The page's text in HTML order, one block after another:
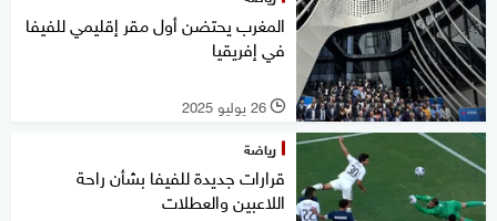
المغرب يحتضن أول مقر إقليمي للفيفا
في إفريقيا
l 26 يوليو 2025
رياضة
قرارات جديدة للفيفا بشأن راحة
اللاعبين والعطلات